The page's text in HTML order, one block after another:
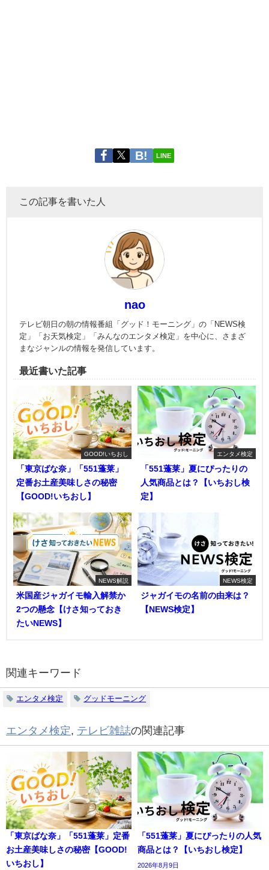
LINE
この記事を書いた人
nao
テレビ朝日の朝の情報番組「グッド！モーニング」の「NEWS検
定」「お天気検定」「みんなのエンタメ検定」を中心に、さまざ
まなジャンルの情報を発信しています。
最近書いた記事
GOOD!いちおし
「東京ばな奈」「551蓬莱」
定番お土産美味しさの秘密
【GOOD!いちおし】
エンタメ検定
「551蓬莱」夏にぴったりの
人気商品とは？【いちおし検
定】
NEWS解説
米国産ジャガイモ輸入解禁か
2つの懸念【けさ知っておき
たいNEWS】
NEWS検定
ジャガイモの名前の由来は？
【NEWS検定】
関連キーワード
エンタメ検定 グッドモーニング
エンタメ検定, テレビ雑誌の関連記事
「東京ばな奈」「551蓬莱」定番
お土産美味しさの秘密【GOOD!
いちおし】
「551蓬莱」夏にぴったりの人気
商品とは？【いちおし検定】
2026年8月9日